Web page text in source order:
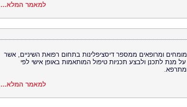
למאמר המלא...
ומרופאים ממספר דיסציפלינות בתחום רפואת השיניים, אשר
מנת לתכנן ולבצע תכניות טיפול המותאמות באופן אישי לפי
למאמר המלא...